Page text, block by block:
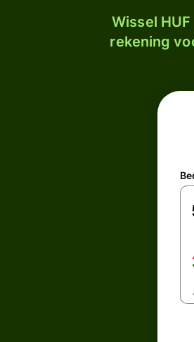
Wissel
rekening